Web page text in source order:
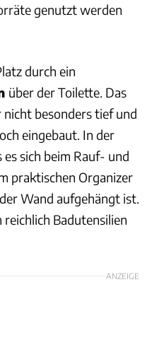
genutzt werden
durch ein
über der Toilette. Das
besonders tief und
eingebaut. In der
sich beim Rauf- und
praktischen Organizer
Wand aufgehängt ist.
Badutensilien
ANZEIGE